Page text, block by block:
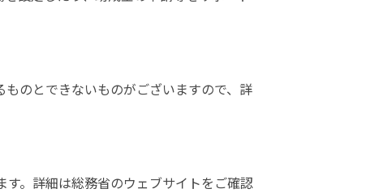
のとできないものがございますので、詳
。詳細は総務省のウェブサイトをご確認